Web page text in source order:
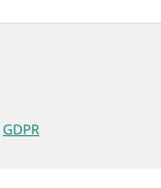
GDPR